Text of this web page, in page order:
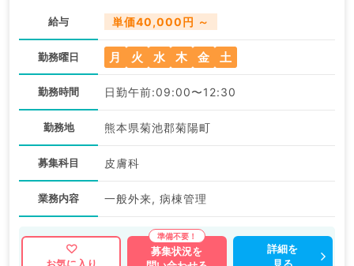
給与 単価40,000円 ～
勤務曜日 月 火 水 木 金 土
勤務時間 日勤午前:09:00〜12:30
勤務地 熊本県菊池郡菊陽町
募集科目 皮膚科
業務内容 一般外来, 病棟管理
募集状況を
詳細を
見る